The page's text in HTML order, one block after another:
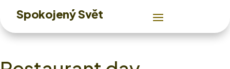
Spokojený Svět